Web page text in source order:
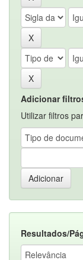
Adicionar
Utilizar filtros
Resultados/